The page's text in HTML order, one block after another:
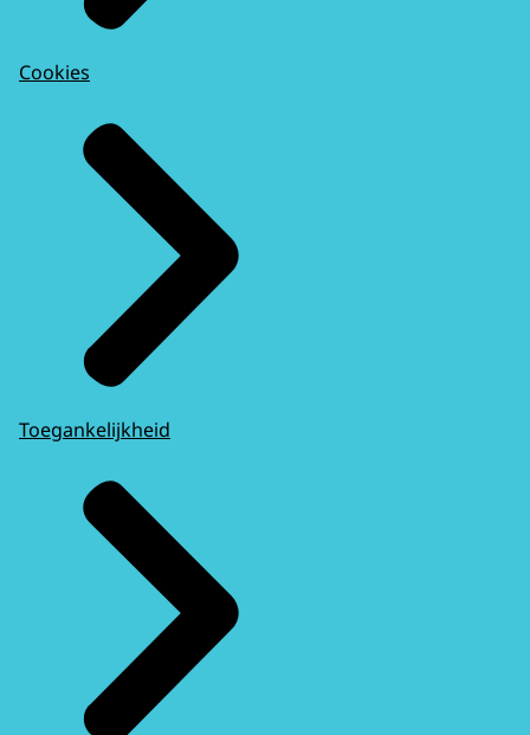
Cookies
Toegankelijkheid